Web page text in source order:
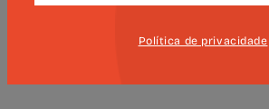
Política de privacidade